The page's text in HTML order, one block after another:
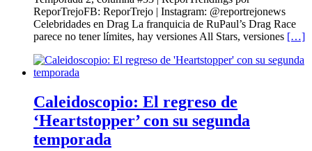
ReporTrejoFB: ReporTrejo | Instagram: @reportrejonews
Celebridades en Drag La franquicia de RuPaul’s Drag Race
parece no tener límites, hay versiones All Stars, versiones […]
Caleidoscopio: El regreso de
‘Heartstopper’ con su segunda
temporada